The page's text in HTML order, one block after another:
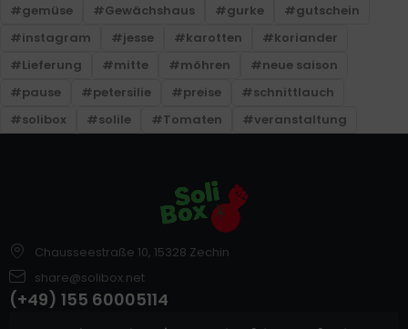
gemüse
Gewächshaus gurke
gutschein
instagram
jesse karotten
koriander
Lieferung
mitte möhren
neue saison
pause
petersilie preise
schnittlauch
solibox
solile Tomaten veranstaltung
Chausseestraße 10, 15328 Zechin
share@solibox.net
(+49) 155 60005114